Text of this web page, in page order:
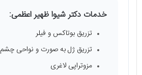
خدمات دکتر شیوا ظهیر اعظمی:
تزریق بوتاکس و فیلر
تزریق ژل به صورت و نواحی چشم
مزوتراپی لاغری